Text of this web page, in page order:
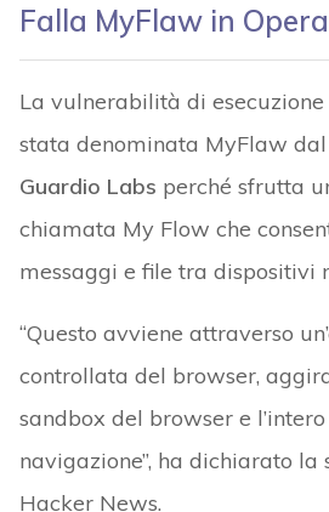
Falla MyFlaw in Opera
La vulnerabilità di
stata denominata MyFlaw
Guardio Labs perché sfrutta
chiamata My Flow che
messaggi e file tra dispositivi
“Questo avviene attraverso
controllata del browser,
sandbox del browser e
navigazione”, ha dichiarato la
Hacker News.